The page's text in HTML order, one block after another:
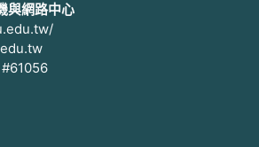
與網路中心